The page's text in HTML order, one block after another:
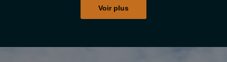
Voir plus